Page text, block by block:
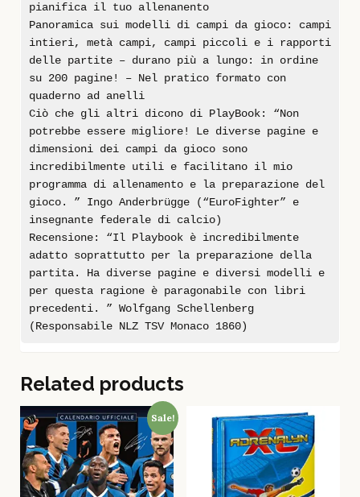
pianifica il tuo allenanento
Panoramica sui modelli di campi da gioco: campi
intieri, metà campi, campi piccoli e i rapporti
delle partite – durano più a lungo: in ordine
su 200 pagine! – Nel pratico formato con
quaderno ad anelli
Ciò che gli altri dicono di PlayBook: “Non
potrebbe essere migliore! Le diverse pagine e
dimensioni dei campi da gioco sono
incredibilmente utili e facilitano il mio
programma di allenamento e la preparazione del
gioco. ” Ingo Anderbrügge (“EuroFighter” e
insegnante federale di calcio)
Recensione: “Il Playbook è incredibilmente
adatto soprattutto per la preparazione della
partita. Ha diverse pagine e diversi modelli e
per questa ragione è paragonabile con libri
precedenti. ” Wolfgang Schellenberg
(Responsabile NLZ TSV Monaco 1860)
Related products
Sale!